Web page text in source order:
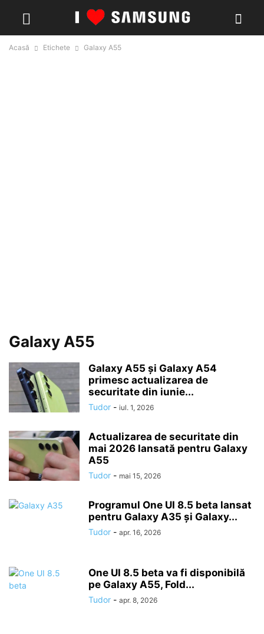
Acasă Etichete Galaxy A55
Galaxy A55
Galaxy A55 și Galaxy A54
primesc actualizarea de
securitate din iunie...
Tudor - iul. 1, 2026
Actualizarea de securitate din
mai 2026 lansată pentru Galaxy
A55
Tudor - mai 15, 2026
Programul One UI 8.5 beta lansat
pentru Galaxy A35 și Galaxy...
Tudor - apr. 16, 2026
One UI 8.5 beta va fi disponibilă
pe Galaxy A55, Fold...
Tudor - apr. 8, 2026